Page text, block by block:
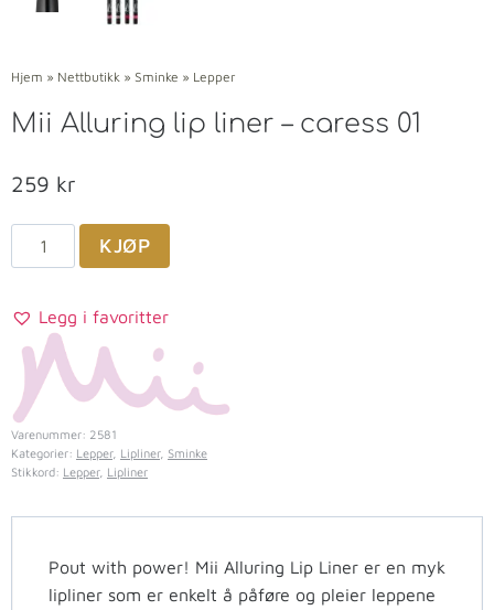
Hjem » Nettbutikk » Sminke » Lepper
Mii Alluring lip liner – caress 01
259 kr
KJØP
Legg i favoritter
Varenummer: 2581
Kategorier: Lepper, Lipliner, Sminke
Stikkord: Lepper, Lipliner
Pout with power! Mii Alluring Lip Liner er en myk
lipliner som er enkelt å påføre og pleier leppene